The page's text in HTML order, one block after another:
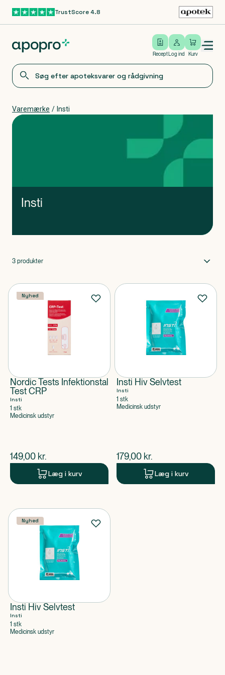
Gå til hovedindholdTrustScore 4.8
Recept
Log ind
Log ind Kurv
Open/close menu
Varemærke / Insti
Insti
3 produkter
Nyhed
Nordic Tests Infektionstal
Test CRP
Insti
1 stk
Medicinsk udstyr
$nuværende pris
149,00 kr.
Læg i kurv
Insti Hiv Selvtest
Insti
1 stk
Medicinsk udstyr
$nuværende pris
179,00 kr.
Læg i kurv
Nyhed
Insti Hiv Selvtest
Insti
1 stk
Medicinsk udstyr